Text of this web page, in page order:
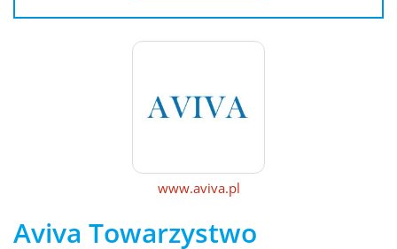
www.aviva.pl
Aviva Towarzystwo